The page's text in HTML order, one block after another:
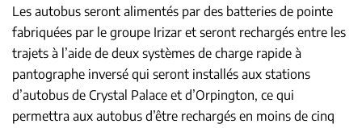
Les autobus seront alimentés par des batteries de pointe
fabriquées par le groupe Irizar et seront rechargés entre les
trajets à l’aide de deux systèmes de charge rapide à
pantographe inversé qui seront installés aux stations
d’autobus de Crystal Palace et d’Orpington, ce qui
permettra aux autobus d’être rechargés en moins de cinq